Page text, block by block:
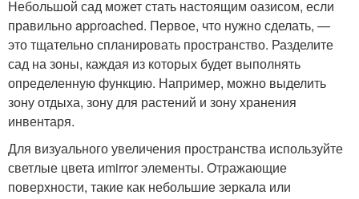
Небольшой сад может стать настоящим оазисом, если
правильно approached. Первое, что нужно сделать, —
это тщательно спланировать пространство. Разделите
сад на зоны, каждая из которых будет выполнять
определенную функцию. Например, можно выделить
зону отдыха, зону для растений и зону хранения
инвентаря.
Для визуального увеличения пространства используйте
светлые цвета иmirror элементы. Отражающие
поверхности, такие как небольшие зеркала или